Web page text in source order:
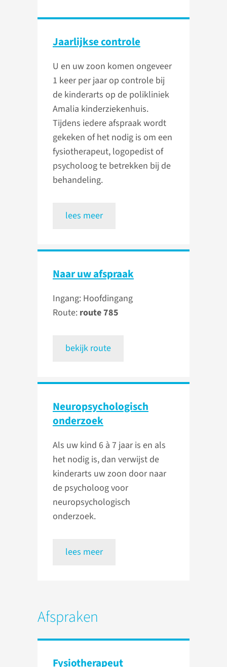
Jaarlijkse controle
U en uw zoon komen ongeveer
1 keer per jaar op controle bij
de kinderarts op de polikliniek
Amalia kinderziekenhuis.
Tijdens iedere afspraak wordt
gekeken of het nodig is om een
fysiotherapeut, logopedist of
psycholoog te betrekken bij de
behandeling.
lees meer
Naar uw afspraak
Ingang: Hoofdingang
Route: route 785
bekijk route
Neuro­psychologisch
onderzoek
Als uw kind 6 à 7 jaar is en als
het nodig is, dan verwijst de
kinderarts uw zoon door naar
de psycholoog voor
neuropsychologisch
onderzoek.
lees meer
Afspraken
Fysiotherapeut